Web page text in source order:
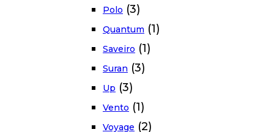
Polo (3)
Quantum (1)
Saveiro (1)
Suran (3)
Up (3)
Vento (1)
Voyage (2)